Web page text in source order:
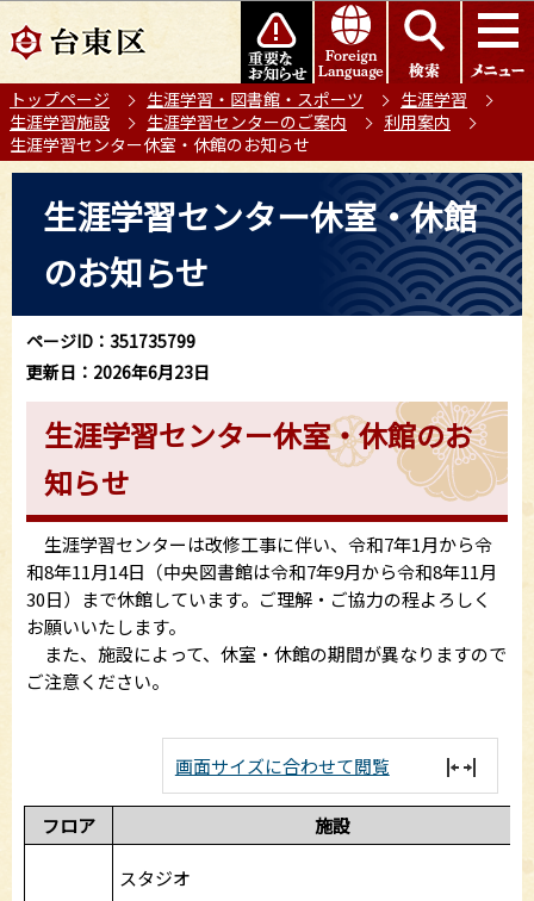
の
ー
ジ
の
このページの本文へ移動
トップページ 生涯学習・図書館・スポーツ
生涯学習
生涯学習施設
生涯学習センターのご案内
利用案内
生涯学習センター休室・休館のお知らせ
ら
生涯学習センター休室・休館
のお知らせ
ページID：351735799
更新日：2026年6月23日
生涯学習センター休室・休館のお
知らせ
生涯学習センターは改修工事に伴い、令和7年1月から令
和8年11月14日（中央図書館は令和7年9月から令和8年11月
30日）まで休館しています。ご理解・ご協力の程よろしく
お願いいたします。
また、施設によって、休室・休館の期間が異なりますので
ご注意ください。
画面サイズに合わせて閲覧
フロア 施設
スタジオ